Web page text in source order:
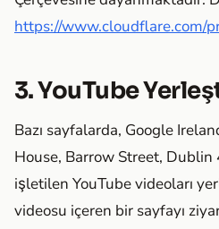
https://www.cloudflare.com/
3. YouTube
Bazı sayfalarda, Google
House, Barrow Street, Dublin
işletilen YouTube videoları
videosu içeren bir sayfayı